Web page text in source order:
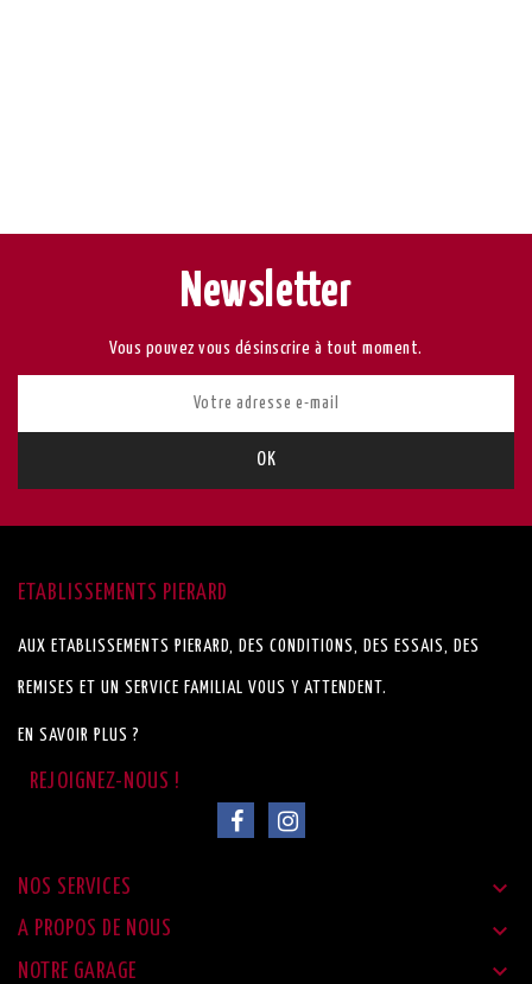
Newsletter
Vous pouvez vous désinscrire à tout moment.
ETABLISSEMENTS PIERARD
AUX ETABLISSEMENTS PIERARD, DES CONDITIONS, DES ESSAIS, DES
REMISES ET UN SERVICE FAMILIAL VOUS Y ATTENDENT.
EN SAVOIR PLUS ?
NOS SERVICES 
A PROPOS DE NOUS 
NOTRE GARAGE 